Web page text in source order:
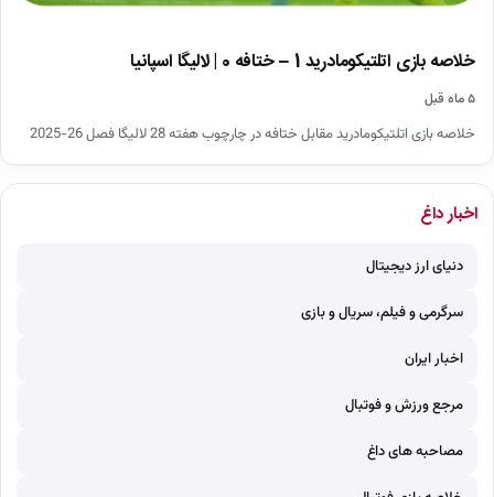
خلاصه بازی اتلتیکومادرید 1 – ختافه 0 | لالیگا اسپانیا
۵ ماه قبل
خلاصه بازی اتلتیکومادرید مقابل ختافه در چارچوب هفته 28 لالیگا فصل 26-2025
اخبار داغ
دنیای ارز دیجیتال
سرگرمی و فیلم، سریال و بازی
اخبار ایران
مرجع ورزش و فوتبال
مصاحبه های داغ